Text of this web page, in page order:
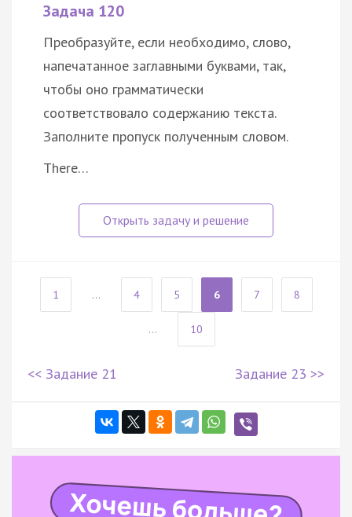
Задача 120
Преобразуйте, если необходимо, слово,
напечатанное заглавными буквами, так,
чтобы оно грамматически
соответствовало содержанию текста.
Заполните пропуск полученным словом.
There…
1 ... 4 5 6 7 8
... 10
<< Задание 21 Задание 23 >>